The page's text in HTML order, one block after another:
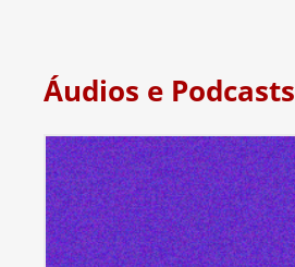
Áudios e Podcasts